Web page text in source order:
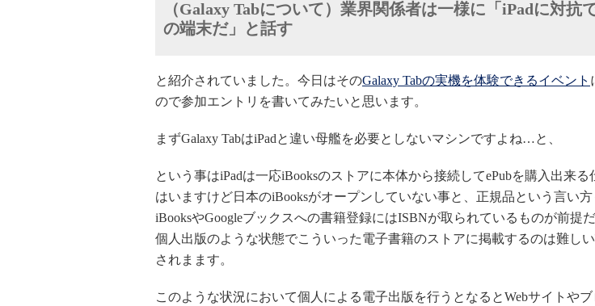
（Galaxy Tabについて）業界関係者は一様に「iPadに対抗
の端末だ」と話す
と紹介されていました。今日はそのGalaxy Tabの実機を体験できるイベント
ので参加エントリを書いてみたいと思います。
まずGalaxy TabはiPadと違い母艦を必要としないマシンですよね…と、
という事はiPadは一応iBooksのストアに本体から接続してePubを購入出来る
はいますけど日本のiBooksがオープンしていない事と、正規品という言い
iBooksやGoogleブックスへの書籍登録にはISBNが取られているものが前提だ
個人出版のような状態でこういった電子書籍のストアに掲載するのは難し
されまます。
このような状況において個人による電子出版を行うとなるとWebサイトや